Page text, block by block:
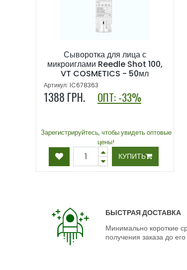
Сыворотка для лица с
микроиглами Reedle Shot 100,
VT COSMETICS - 50мл
Артикул: IC678363
1388 ГРН. ОПТ: -33%
Зарегистрируйтесь, чтобы увидеть оптовые
цены!
КУПИТЬ
БЫСТРАЯ ДОСТАВКА
Минимально короткие
получения заказа до